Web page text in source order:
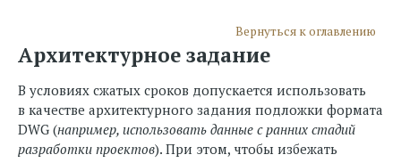
Вернуться к оглавлению
Архитектурное задание
В условиях сжатых сроков допускается использовать
в качестве архитектурного задания подложки формата
DWG (например, использовать данные с ранних стадий
разработки проектов). При этом, чтобы избежать